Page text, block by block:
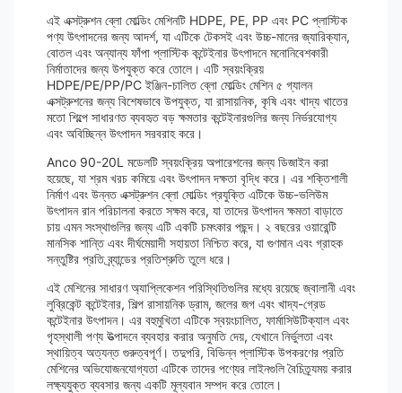
এই এক্সট্রুশন ব্লো মোল্ডিং মেশিনটি HDPE, PE, PP এবং PC প্লাস্টিক
পণ্য উৎপাদনের জন্য আদর্শ, যা এটিকে টেকসই এবং উচ্চ-মানের জ্যারিক্যান,
বোতল এবং অন্যান্য ফাঁপা প্লাস্টিক কন্টেইনার উৎপাদনে মনোনিবেশকারী
নির্মাতাদের জন্য উপযুক্ত করে তোলে। এটি স্বয়ংক্রিয়
HDPE/PE/PP/PC ইঞ্জিন-চালিত ব্লো মোল্ডিং মেশিন ৫ গ্যালন
এক্সট্রুশনের জন্য বিশেষভাবে উপযুক্ত, যা রাসায়নিক, কৃষি এবং খাদ্য খাতের
মতো শিল্পে সাধারণত ব্যবহৃত বড় ক্ষমতার কন্টেইনারগুলির জন্য নির্ভরযোগ্য
এবং অবিচ্ছিন্ন উৎপাদন সরবরাহ করে।
Anco 90-20L মডেলটি স্বয়ংক্রিয় অপারেশনের জন্য ডিজাইন করা
হয়েছে, যা শ্রম খরচ কমিয়ে এবং উৎপাদন দক্ষতা বৃদ্ধি করে। এর শক্তিশালী
নির্মাণ এবং উন্নত এক্সট্রুশন ব্লো মোল্ডিং প্রযুক্তি এটিকে উচ্চ-ভলিউম
উৎপাদন রান পরিচালনা করতে সক্ষম করে, যা তাদের উৎপাদন ক্ষমতা বাড়াতে
চায় এমন সংস্থাগুলির জন্য এটি একটি চমৎকার পছন্দ। ২ বছরের ওয়ারেন্টি
মানসিক শান্তি এবং দীর্ঘমেয়াদী সহায়তা নিশ্চিত করে, যা গুণমান এবং গ্রাহক
সন্তুষ্টির প্রতি ব্র্যান্ডের প্রতিশ্রুতি তুলে ধরে।
এই মেশিনের সাধারণ অ্যাপ্লিকেশন পরিস্থিতিগুলির মধ্যে রয়েছে জ্বালানী এবং
লুব্রিকেন্ট কন্টেইনার, শিল্প রাসায়নিক ড্রাম, জলের জগ এবং খাদ্য-গ্রেড
কন্টেইনার উৎপাদন। এর বহুমুখিতা এটিকে স্বয়ংচালিত, ফার্মাসিউটিক্যাল এবং
গৃহস্থালী পণ্য উত্পাদনে ব্যবহার করার অনুমতি দেয়, যেখানে নির্ভুলতা এবং
স্থায়িত্ব অত্যন্ত গুরুত্বপূর্ণ। তদুপরি, বিভিন্ন প্লাস্টিক উপকরণের প্রতি
মেশিনের অভিযোজনযোগ্যতা এটিকে তাদের পণ্যের লাইনগুলি বৈচিত্র্যময় করার
লক্ষ্যযুক্ত ব্যবসার জন্য একটি মূল্যবান সম্পদ করে তোলে।